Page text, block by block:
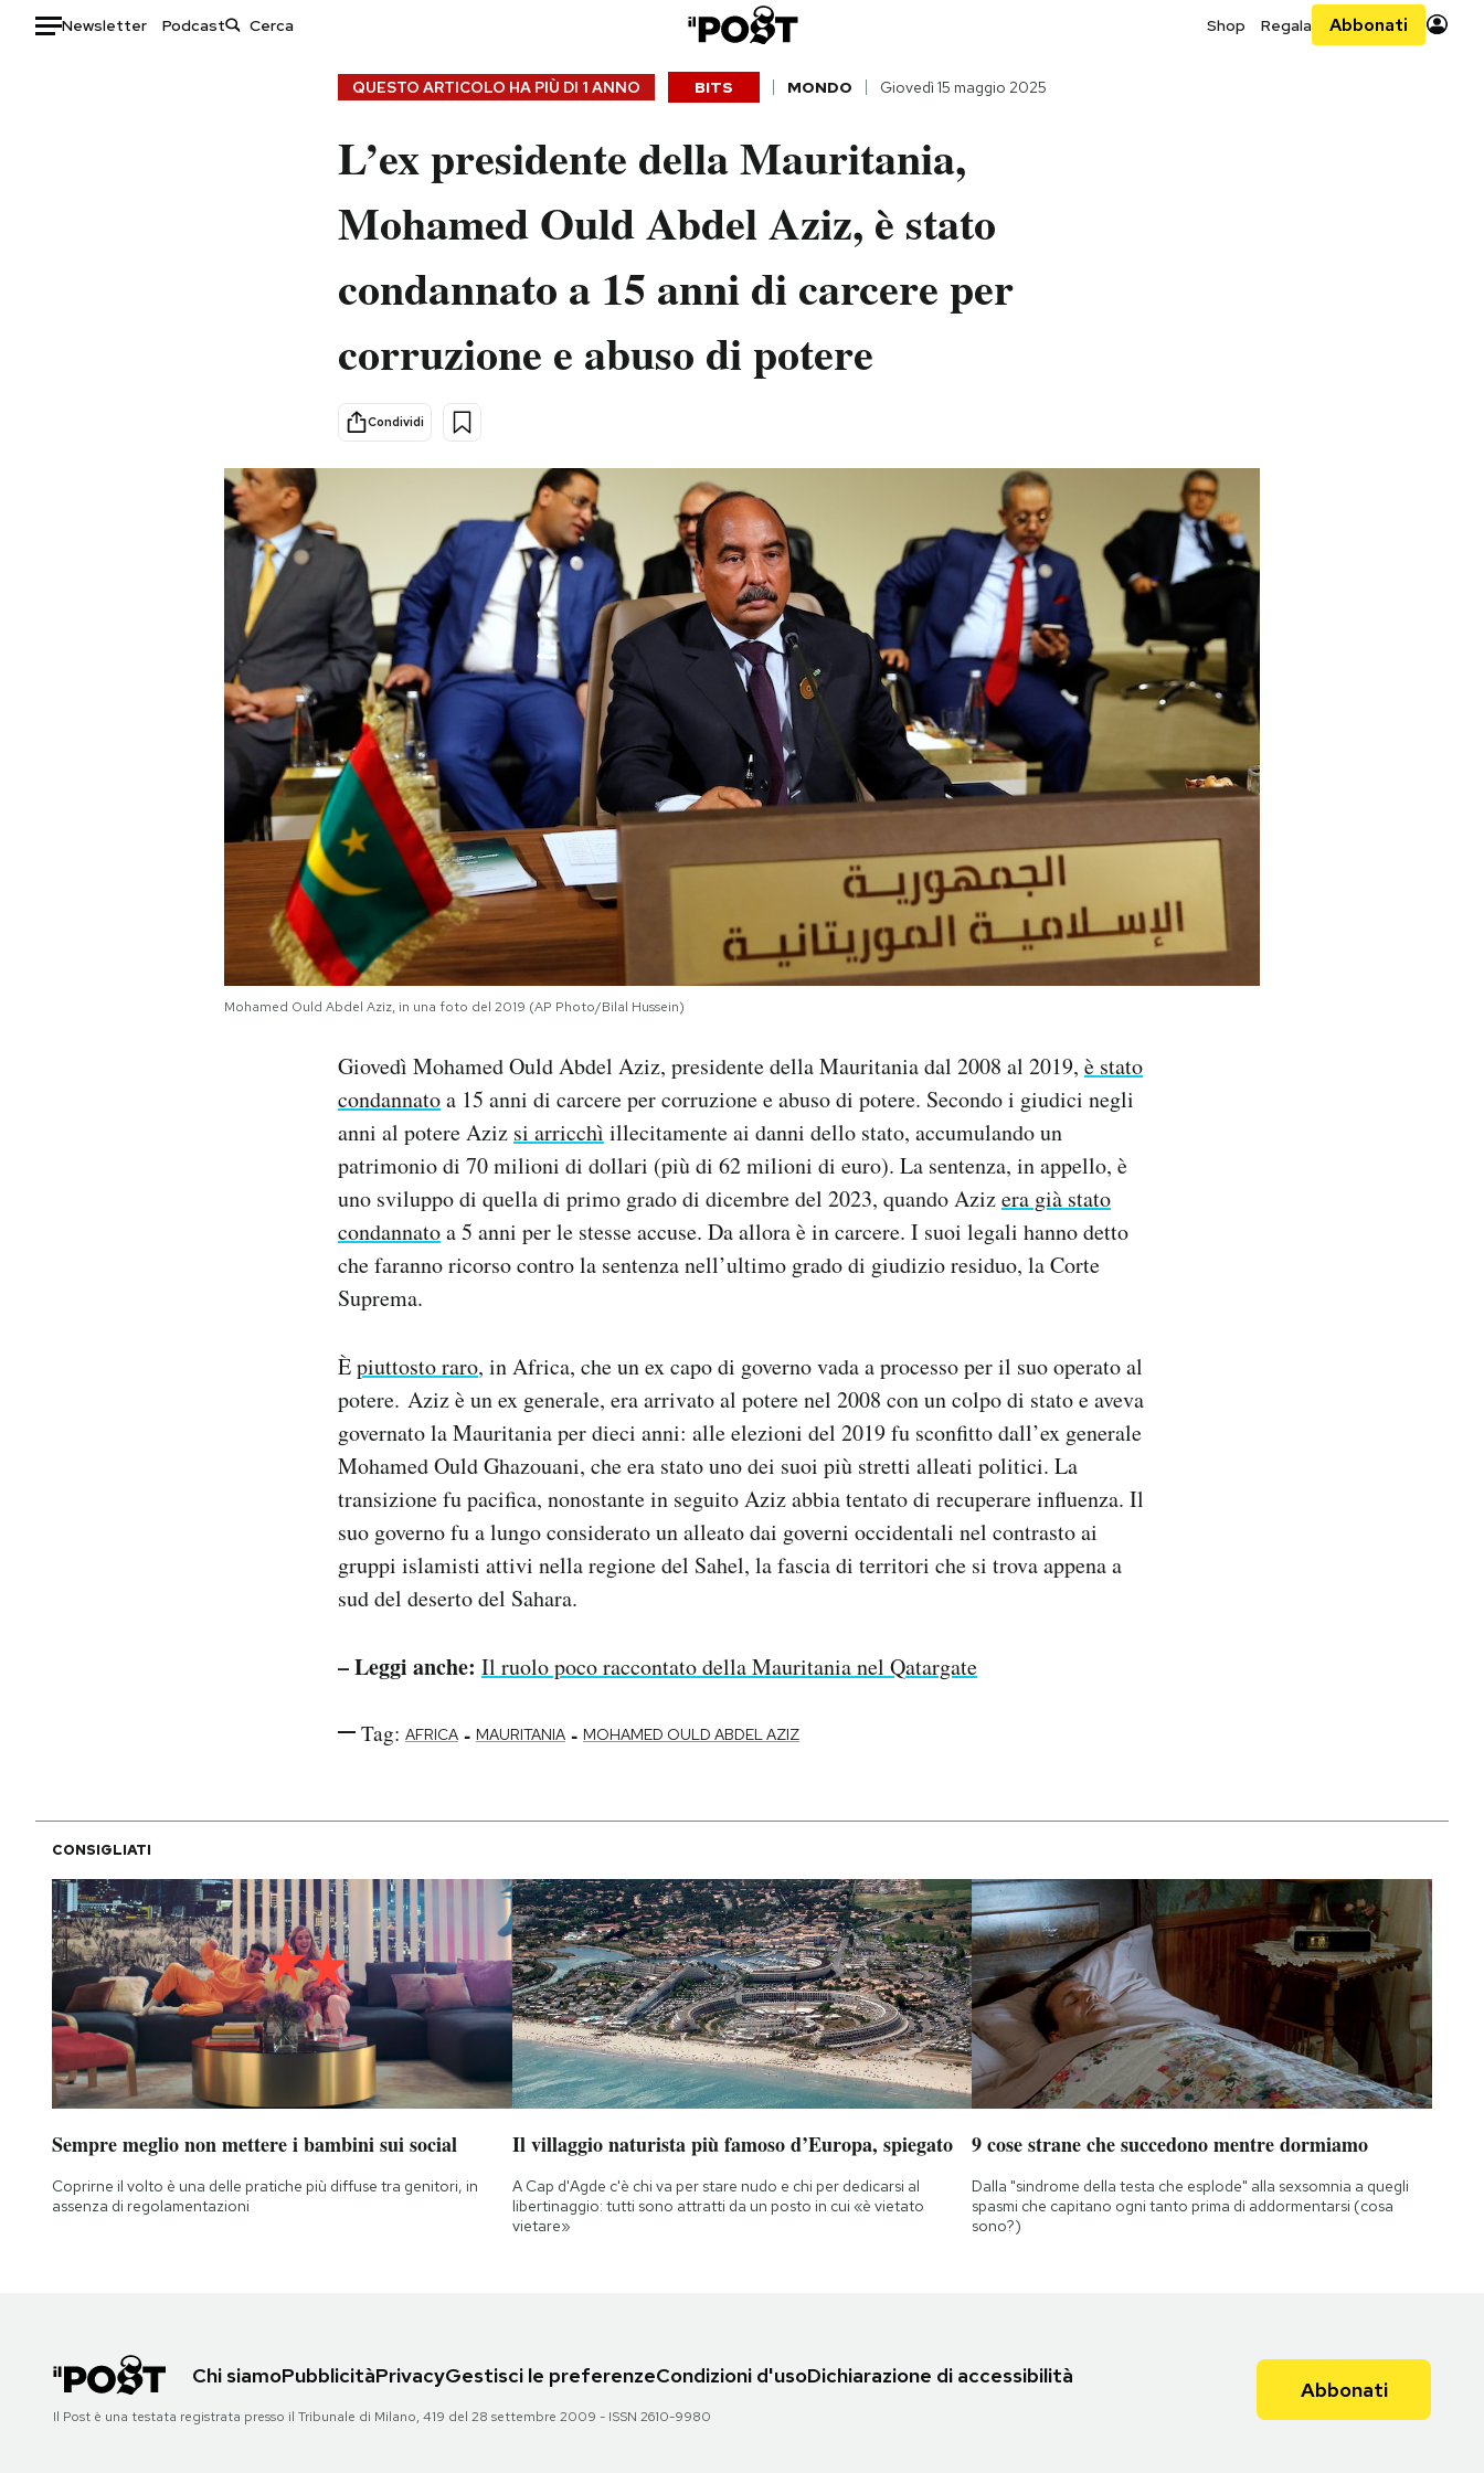
Newsletter Podcast Shop Regala Abbonati
Altrecose
Mondiali calcio 2026
AREA PERSONALE
QUESTO ARTICOLO HA PIÙ DI 1 ANNO BITS MONDO Giovedì 15 maggio 2025
L’ex presidente della Mauritania,
Mohamed Ould Abdel Aziz, è stato
condannato a 15 anni di carcere per
corruzione e abuso di potere
Condividi
Mohamed Ould Abdel Aziz, in una foto del 2019 (AP Photo/Bilal Hussein)
Giovedì Mohamed Ould Abdel Aziz, presidente della Mauritania dal 2008 al 2019, è stato
condannatoa 15 anni di carcere per corruzione e abuso di potere. Secondo i giudici negli
anni al potere Aziz si arricchì illecitamente ai danni dello stato, accumulando un
patrimonio di 70 milioni di dollari (più di 62 milioni di euro). La sentenza, in appello, è
uno sviluppo di quella di primo grado di dicembre del 2023, quando Azizera già stato
condannatoa 5 anni per le stesse accuse. Da allora è in carcere. I suoi legali hanno detto
che faranno ricorso contro la sentenza nell’ultimo grado di giudizio residuo, la Corte
Suprema.
Èpiuttosto raro, in Africa, che un ex capo di governo vada a processo per il suo operato al
potere. Aziz è un ex generale, era arrivato al potere nel 2008 con un colpo di stato e aveva
governato la Mauritania per dieci anni: alle elezioni del 2019 fu sconfitto dall’ex generale
Mohamed Ould Ghazouani, che era stato uno dei suoi più stretti alleati politici. La
transizione fu pacifica, nonostante in seguito Aziz abbia tentato di recuperare influenza. Il
suo governo fu a lungo considerato un alleato dai governi occidentali nel contrasto ai
gruppi islamisti attivi nella regione del Sahel, la fascia di territori che si trova appena a
sud del deserto del Sahara.
– Leggi anche: Il ruolo poco raccontato della Mauritania nel Qatargate
Tag: AFRICA - MAURITANIA - MOHAMED OULD ABDEL AZIZ
CONSIGLIATI
Sempre meglio non mettere i bambini sui social
Coprirne il volto è una delle pratiche più diffuse tra genitori, in
assenza di regolamentazioni
Il villaggio naturista più famoso d’Europa, spiegato
A Cap d'Agde c'è chi va per stare nudo e chi per dedicarsi al
libertinaggio: tutti sono attratti da un posto in cui «è vietato
vietare»
9 cose strane che succedono mentre dormiamo
Dalla "sindrome della testa che esplode" alla sexsomnia a quegli
spasmi che capitano ogni tanto prima di addormentarsi (cosa
sono?)
Chi siamoPubblicitàPrivacyGestisci le preferenzeCondizioni d'usoDichiarazione di accessibilità
Il Post è una testata registrata presso il Tribunale di Milano, 419 del 28 settembre 2009 - ISSN 2610-9980
Abbonati